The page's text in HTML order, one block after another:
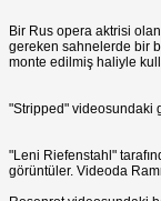
Bir Rus opera aktrisi
gereken sahnelerde bir
monte edilmiş haliyle
"Stripped" videosundaki
"Leni Riefenstahl"
görüntüler. Videoda